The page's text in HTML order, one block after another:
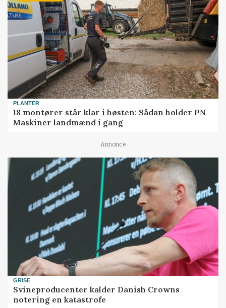
PLANTER
18 montører står klar i høsten: Sådan holder PN
Maskiner landmænd i gang
Annonce
GRISE
Svineproducenter kalder Danish Crowns
notering en katastrofe